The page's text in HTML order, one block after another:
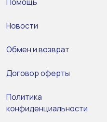
Новости
Обмен и возврат
Договор оферты
Политика
конфиденциальности